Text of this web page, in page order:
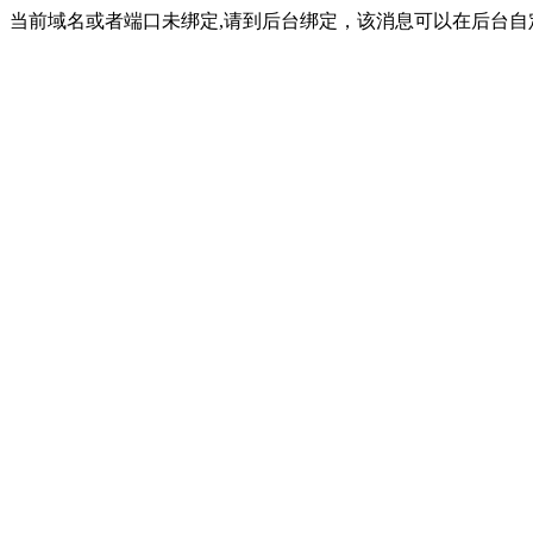
当前域名或者端口未绑定,请到后台绑定，该消息可以在后台自